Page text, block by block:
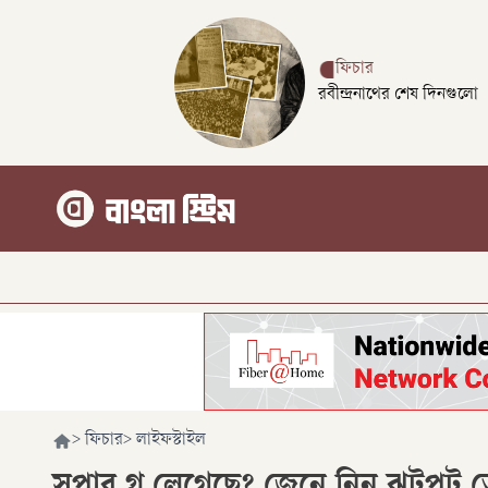
ফিচার
রবীন্দ্রনাথের শেষ দিনগুলো
> ফিচার> লাইফস্টাইল